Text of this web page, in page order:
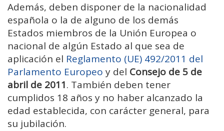
Además, deben disponer de la nacionalidad
española o la de alguno de los demás
Estados miembros de la Unión Europea o
nacional de algún Estado al que sea de
aplicación el Reglamento (UE) 492/2011 del
Parlamento Europeo y del Consejo de 5 de
abril de 2011. También deben tener
cumplidos 18 años y no haber alcanzado la
edad establecida, con carácter general, para
su jubilación.